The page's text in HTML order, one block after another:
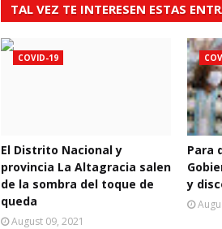
TAL VEZ TE INTERESEN ESTAS
COVID-19
El Distrito Nacional y
provincia La Altagracia salen
de la sombra del toque de
queda
August 09, 2021
Para
y